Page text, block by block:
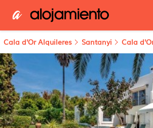
Cala d'Or Alquileres Santanyi Cala